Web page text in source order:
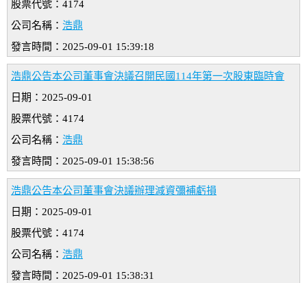
股票代號：4174
公司名稱： 浩鼎
發言時間：2025-09-01 15:39:18
浩鼎公告本公司董事會決議召開民國114年第一次股東臨時會
日期：2025-09-01
股票代號：4174
公司名稱： 浩鼎
發言時間：2025-09-01 15:38:56
浩鼎公告本公司董事會決議辦理減資彌補虧損
日期：2025-09-01
股票代號：4174
公司名稱： 浩鼎
發言時間：2025-09-01 15:38:31